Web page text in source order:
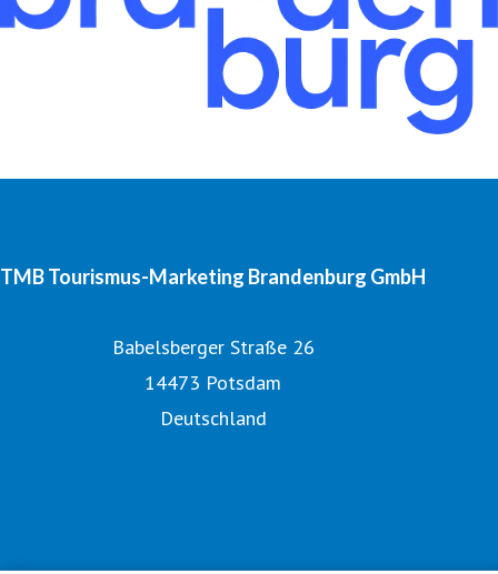
TMB Tourismus-Marketing Brandenburg GmbH
Babelsberger Straße 26
14473 Potsdam
Deutschland